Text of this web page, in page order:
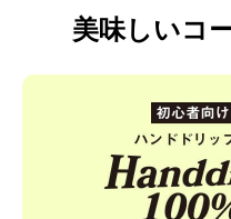
美味しいコ